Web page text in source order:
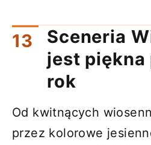
Sceneria
jest piękna
rok
Od kwitnących
przez kolorowe